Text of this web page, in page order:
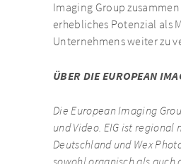
Imaging Group
erhebliches Potenzial als
Unternehmens weiter zu
ÜBER DIE EUROPEAN
Die European Imaging
und Video. EIG ist
Deutschland und Wex